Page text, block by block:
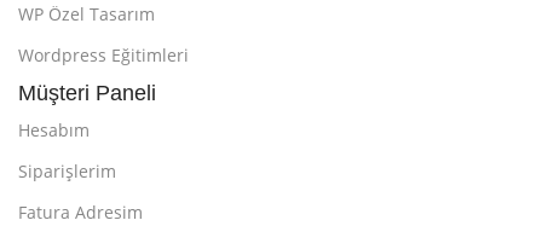
WP Özel Tasarım
Wordpress Eğitimleri
Müşteri Paneli
Hesabım
Siparişlerim
Fatura Adresim